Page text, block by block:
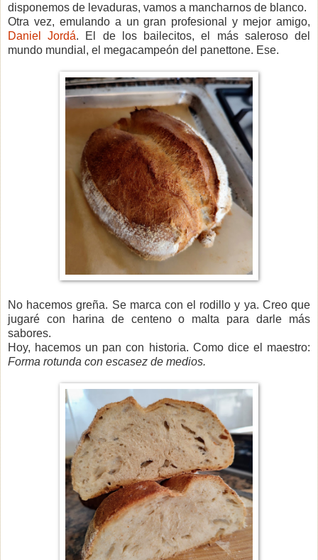
disponemos de levaduras, vamos a mancharnos de blanco.
Otra vez, emulando a un gran profesional y mejor amigo,
Daniel Jordá. El de los bailecitos, el más saleroso del
mundo mundial, el megacampeón del panettone. Ese.
No hacemos greña. Se marca con el rodillo y ya. Creo que
jugaré con harina de centeno o malta para darle más
sabores.
Hoy, hacemos un pan con historia. Como dice el maestro:
Forma rotunda con escasez de medios.